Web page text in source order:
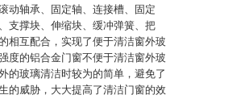
动轴承、固定轴、连接槽、固定
支撑块、伸缩块、缓冲弹簧、把
相互配合，实现了便于清洁窗外玻
度的铝合金门窗不便于清洁窗外玻
的玻璃清洁时较为的简单，避免了
的威胁，大大提高了清洁门窗的效